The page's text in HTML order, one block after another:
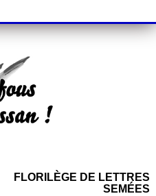
FLORILÈGE DE LETTRES
SEMÉES